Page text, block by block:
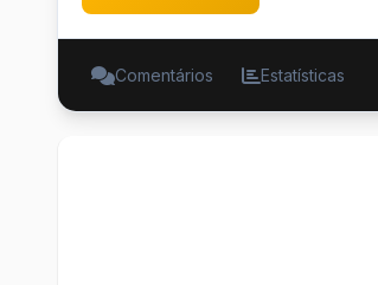
Comentários Estatísticas